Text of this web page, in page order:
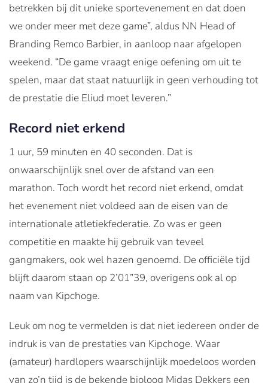
betrekken bij dit unieke sportevenement en dat doen
we onder meer met deze game”, aldus NN Head of
Branding Remco Barbier, in aanloop naar afgelopen
weekend. “De game vraagt enige oefening om uit te
spelen, maar dat staat natuurlijk in geen verhouding tot
de prestatie die Eliud moet leveren.”
Record niet erkend
1 uur, 59 minuten en 40 seconden. Dat is
onwaarschijnlijk snel over de afstand van een
marathon. Toch wordt het record niet erkend, omdat
het evenement niet voldeed aan de eisen van de
internationale atletiekfederatie. Zo was er geen
competitie en maakte hij gebruik van teveel
gangmakers, ook wel hazen genoemd. De officiële tijd
blijft daarom staan op 2’01”39, overigens ook al op
naam van Kipchoge.
Leuk om nog te vermelden is dat niet iedereen onder de
indruk is van de prestaties van Kipchoge. Waar
(amateur) hardlopers waarschijnlijk moedeloos worden
van zo’n tijd is de bekende bioloog Midas Dekkers een